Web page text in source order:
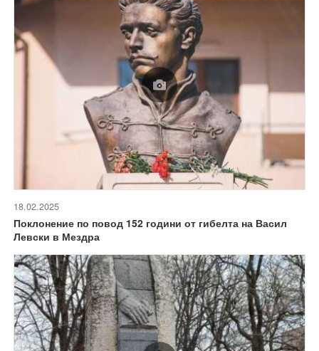
18.02.2025
Поклонение по повод 152 години от гибелта на Васил
Левски в Мездра